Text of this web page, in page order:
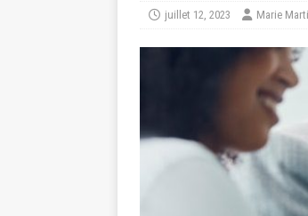
juillet 12, 2023 Marie